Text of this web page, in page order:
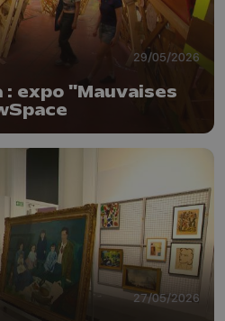
29/05/2026
expo "Mauvaises
27/05/2026